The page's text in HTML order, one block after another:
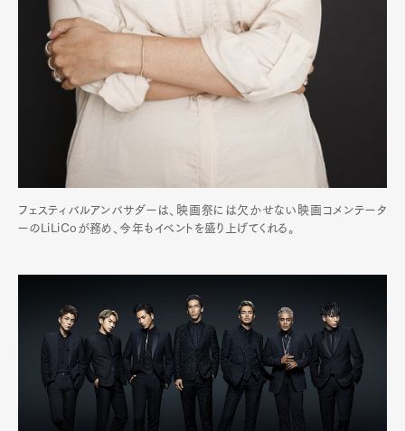
フェスティバルアンバサダーは、映画祭には欠かせない映画コメンテータ
ーのLiLiCoが務め、今年もイベントを盛り上げてくれる。